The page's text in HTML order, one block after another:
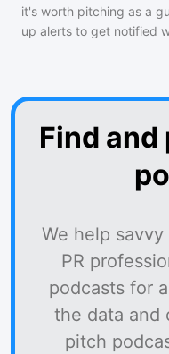
it's worth pitching as a
up alerts to get notified
Find
We help
PR
podcasts for
the data and
pitch